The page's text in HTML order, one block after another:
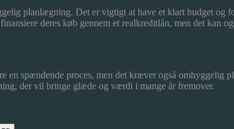
planlægning. Det er vigtigt at have et klart budget og
deres køb gennem et realkreditlån, men det
spændende proces, men det kræver også omhyggelig
der vil bringe glæde og værdi i mange år fremover.